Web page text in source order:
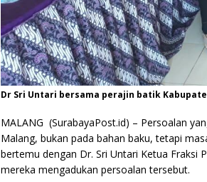
Dr Sri Untari bersama perajin batik
MALANG (SurabayaPost.id) – Persoalan
Malang, bukan pada bahan baku, tetapi
bertemu dengan Dr. Sri Untari Ketua Fraksi
mereka mengadukan persoalan tersebut.